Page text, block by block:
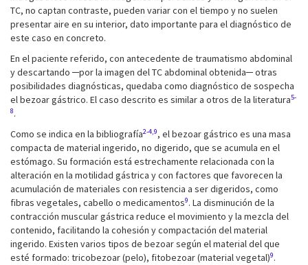
TC, no captan contraste, pueden variar con el tiempo y no suelen
presentar aire en su interior, dato importante para el diagnóstico de
este caso en concreto.
En el paciente referido, con antecedente de traumatismo abdominal
y descartando ─por la imagen del TC abdominal obtenida─ otras
posibilidades diagnósticas, quedaba como diagnóstico de sospecha
el bezoar gástrico. El caso descrito es similar a otros de la literatura5-
8.
Como se indica en la bibliografía2-4,9, el bezoar gástrico es una masa
compacta de material ingerido, no digerido, que se acumula en el
estómago. Su formación está estrechamente relacionada con la
alteración en la motilidad gástrica y con factores que favorecen la
acumulación de materiales con resistencia a ser digeridos, como
fibras vegetales, cabello o medicamentos9. La disminución de la
contracción muscular gástrica reduce el movimiento y la mezcla del
contenido, facilitando la cohesión y compactación del material
ingerido. Existen varios tipos de bezoar según el material del que
esté formado: tricobezoar (pelo), fitobezoar (material vegetal)9.